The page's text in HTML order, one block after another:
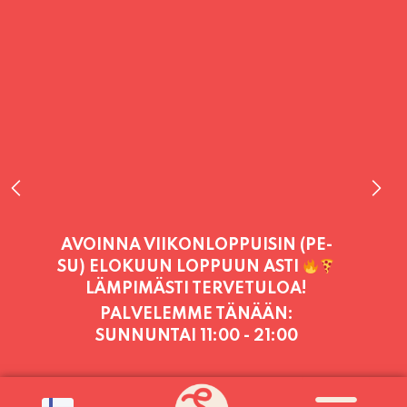
PALVELEMME TÄNÄÄN:
SUNNUNTAI11:00 - 21:00
PALVELEMME PÄIVITTÄIN (MA-SU
KLO 11-21) SUNNUNTAIHIN 16.8.
AVOINNA VIIKONLOPPUISIN (PE-
SU) ELOKUUN LOPPUUN ASTI